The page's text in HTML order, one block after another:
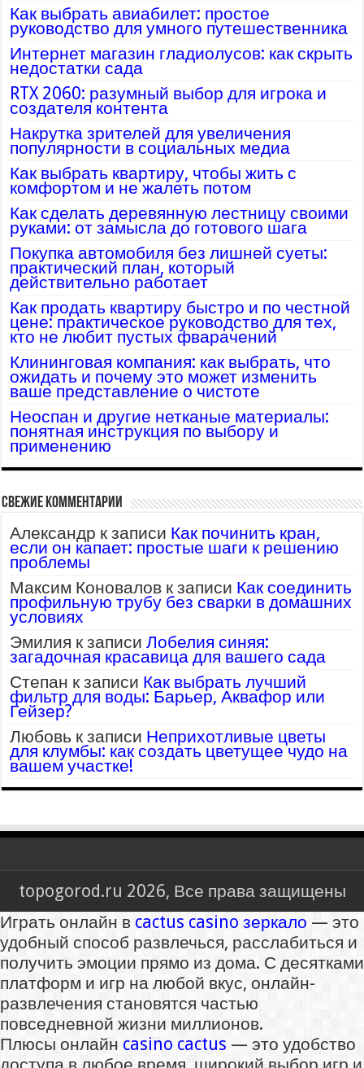
Как выбрать авиабилет: простое
руководство для умного путешественника
Интернет магазин гладиолусов: как скрыть
недостатки сада
RTX 2060: разумный выбор для игрока и
создателя контента
Накрутка зрителей для увеличения
популярности в социальных медиа
Как выбрать квартиру, чтобы жить с
комфортом и не жалеть потом
Как сделать деревянную лестницу своими
руками: от замысла до готового шага
Покупка автомобиля без лишней суеты:
практический план, который
действительно работает
Как продать квартиру быстро и по честной
цене: практическое руководство для тех,
кто не любит пустых фварачений
Клининговая компания: как выбрать, что
ожидать и почему это может изменить
ваше представление о чистоте
Неоспан и другие нетканые материалы:
понятная инструкция по выбору и
применению
Свежие комментарии
Александр к записи Как починить кран,
если он капает: простые шаги к решению
проблемы
Максим Коновалов к записи Как соединить
профильную трубу без сварки в домашних
условиях
Эмилия к записиЛобелия синяя:
загадочная красавица для вашего сада
Степан к записи Как выбрать лучший
фильтр для воды: Барьер, Аквафор или
Гейзер?
Любовь к записи Неприхотливые цветы
для клумбы: как создать цветущее чудо на
вашем участке!
topogorod.ru 2026, Все права защищены
Играть онлайн в cactus casino зеркало — это
удобный способ развлечься, расслабиться и
получить эмоции прямо из дома. С десятками
платформ и игр на любой вкус, онлайн-
развлечения становятся частью
повседневной жизни миллионов.
Плюсы онлайн casino cactus — это удобство